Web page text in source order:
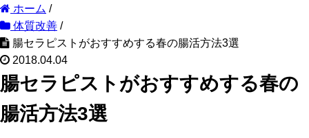
ホーム /
体質改善 /
腸セラピストがおすすめする春の腸活方法3選
2018.04.04
腸セラピストがおすすめする春の
腸活方法3選